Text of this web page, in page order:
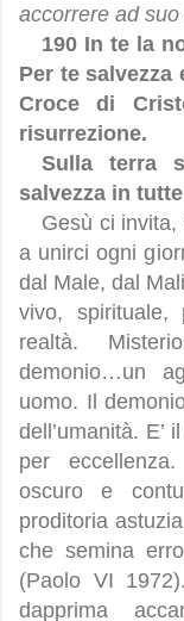
accorrere ad
190 In te la
Per te salvezza
Croce di
risurrezione.
Sulla terra
salvezza in
Gesù ci
a unirci ogni
dal Male, dal
vivo, spirituale,
realtà.
demonio…un
uomo. Il
dell’umanità.
per
oscuro e
proditoria
che semina
(Paolo VI
dapprima